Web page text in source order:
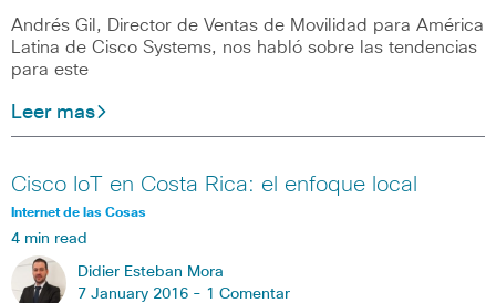
Andrés Gil, Director de Ventas de Movilidad para América
Latina de Cisco Systems, nos habló sobre las tendencias
para este
Leer mas
Cisco IoT en Costa Rica: el enfoque local
Internet de las Cosas
4 min read
Didier Esteban Mora
7 January 2016 - 1 Comentar